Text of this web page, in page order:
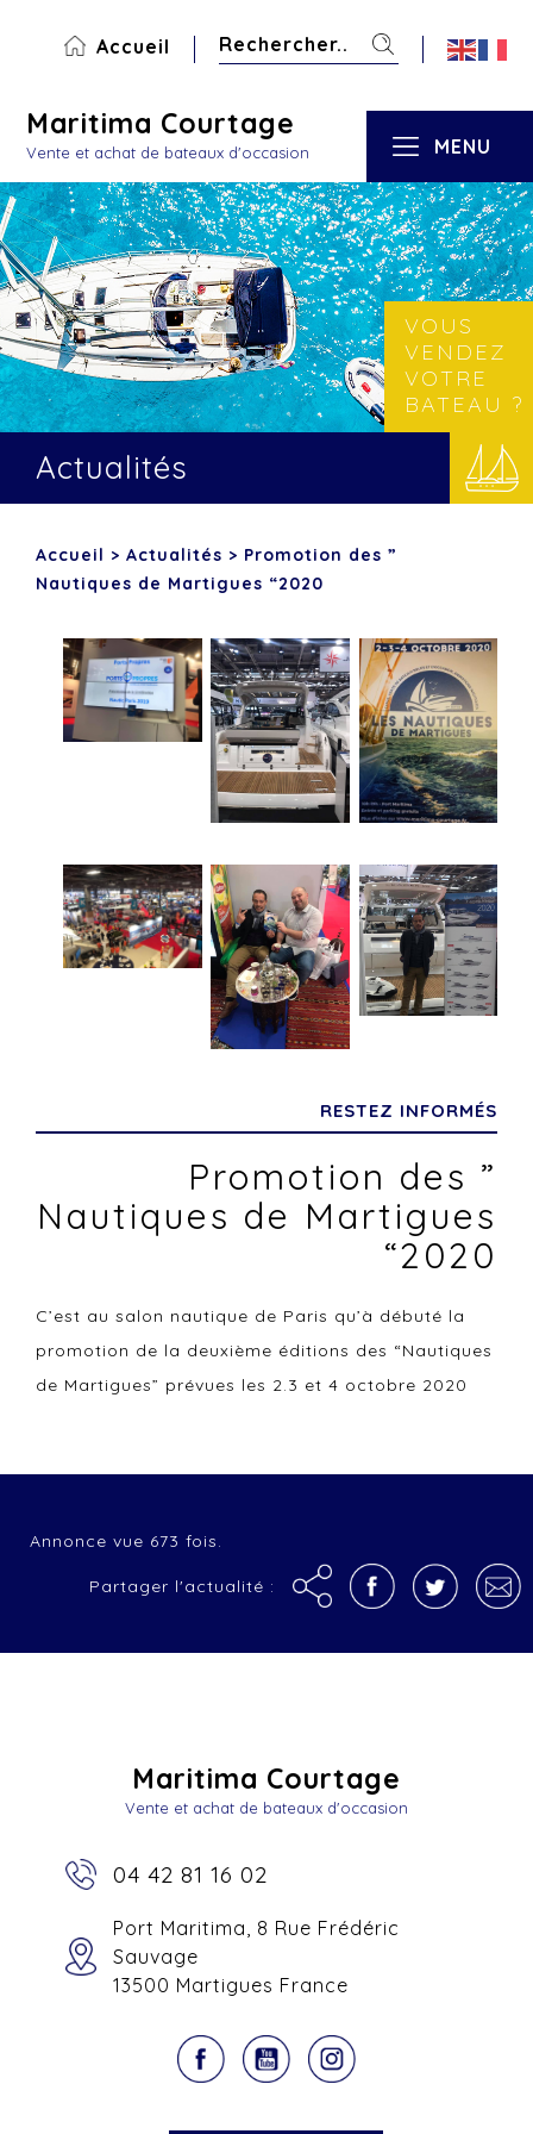
Accueil
Maritima Courtage
Vente et achat de bateaux d'occasion MENU
VOUS
VENDEZ
VOTRE
BATEAU ?
Actualités
Accueil > Actualités > Promotion des ”
Nautiques de Martigues “2020
RESTEZ INFORMÉS
Promotion des ”
Nautiques de Martigues
“2020
C’est au salon nautique de Paris qu’à débuté la
promotion de la deuxième éditions des “Nautiques
de Martigues” prévues les 2.3 et 4 octobre 2020
Annonce vue 673 fois.
Partager l'actualité :
Maritima Courtage
Vente et achat de bateaux d'occasion
04 42 81 16 02
Port Maritima, 8 Rue Frédéric
Sauvage
13500 Martigues France